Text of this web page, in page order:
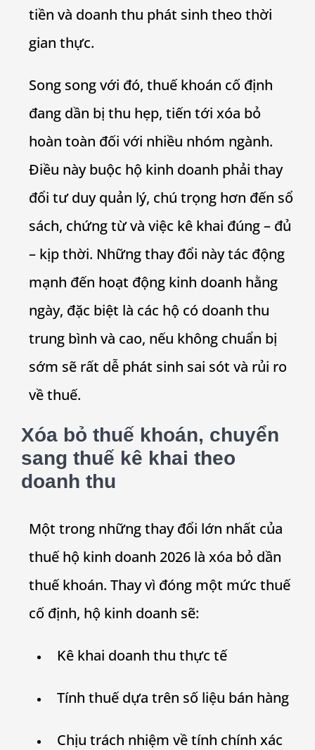
tiền và doanh thu phát sinh theo thời
gian thực.
Song song với đó, thuế khoán cố định
đang dần bị thu hẹp, tiến tới xóa bỏ
hoàn toàn đối với nhiều nhóm ngành.
Điều này buộc hộ kinh doanh phải thay
đổi tư duy quản lý, chú trọng hơn đến sổ
sách, chứng từ và việc kê khai đúng – đủ
– kịp thời. Những thay đổi này tác động
mạnh đến hoạt động kinh doanh hằng
ngày, đặc biệt là các hộ có doanh thu
trung bình và cao, nếu không chuẩn bị
sớm sẽ rất dễ phát sinh sai sót và rủi ro
về thuế.
Xóa bỏ thuế khoán, chuyển
sang thuế kê khai theo
doanh thu
Một trong những thay đổi lớn nhất của
thuế hộ kinh doanh 2026 là xóa bỏ dần
thuế khoán. Thay vì đóng một mức thuế
cố định, hộ kinh doanh sẽ:
Kê khai doanh thu thực tế
Tính thuế dựa trên số liệu bán hàng
Chịu trách nhiệm về tính chính xác